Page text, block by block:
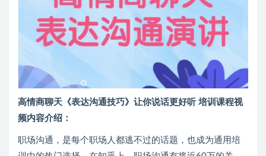
高情商聊天《表达沟通技巧》让你说话更好听 培训课程视
频内容介绍：
职场沟通，是每个职场人都逃不过的话题，也成为通用培